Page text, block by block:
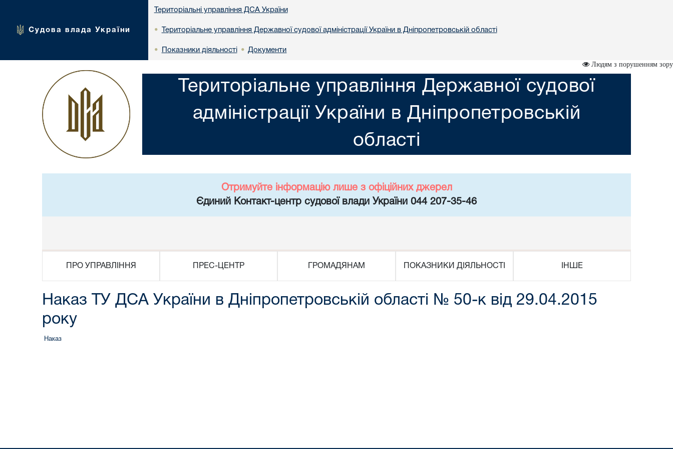
Судова влада України
Територіальні управління ДСА України
• Територіальне управління Державної судової адміністрації України в Днiпропетровській областi
• Показники діяльності • Документи
Людям з порушенням зору
Територіальне управління Державної судової
адміністрації України в Днiпропетровській
областi
Отримуйте інформацію лише з офіційних джерел
Єдиний Контакт-центр судової влади України 044 207-35-46
ПРО УПРАВЛІННЯ ПРЕС-ЦЕНТР ГРОМАДЯНАМ ПОКАЗНИКИ ДІЯЛЬНОСТІ ІНШЕ
Наказ ТУ ДСА України в Дніпропетровській області № 50-к від 29.04.2015
року
Наказ